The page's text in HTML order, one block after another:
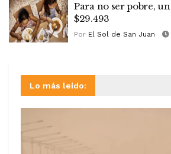
Para no ser pobre,
$29.493
Por El Sol de San Juan
Lo más leído: